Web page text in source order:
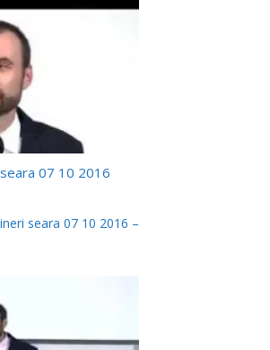
07 10 2016
seara 07 10 2016 –